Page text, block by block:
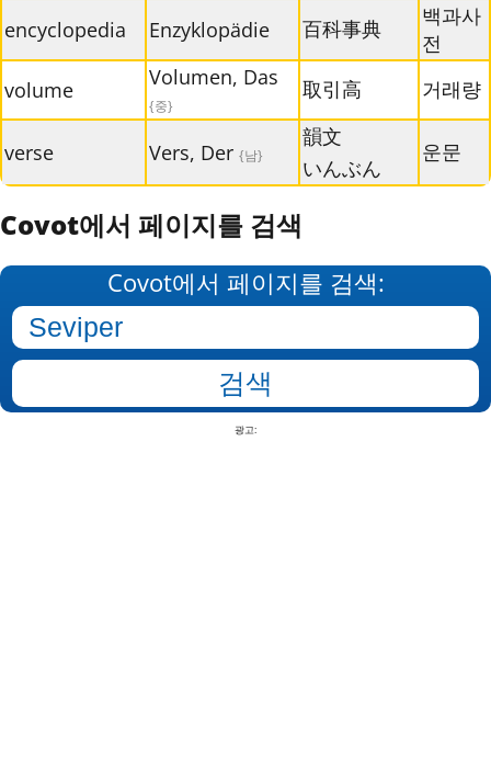
encyclopedia Enzyklopädie 百科事典
백과사
전
volume
Volumen, Das
{중}
取引高 거래량
verse Vers, Der {남}
韻文
いんぶん
운문
Covot에서 페이지를 검색
Covot에서 페이지를 검색:
광고: